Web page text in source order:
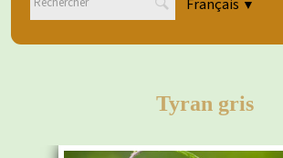
Français ▼
Accueil
Tyran gris